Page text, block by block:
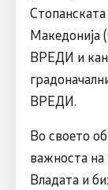
Македонија
ВРЕДИ и
ВРЕДИ.
Во своето
важноста на
Владата и